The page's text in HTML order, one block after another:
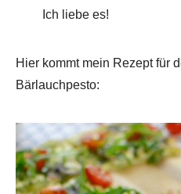
Ich liebe es!
Hier kommt mein Rezept für
Bärlauchpesto: